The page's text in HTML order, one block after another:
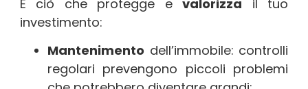
È ciò che protegge evalorizza il tuo
investimento:
Mantenimento dell’immobile: controlli
regolari prevengono piccoli problemi